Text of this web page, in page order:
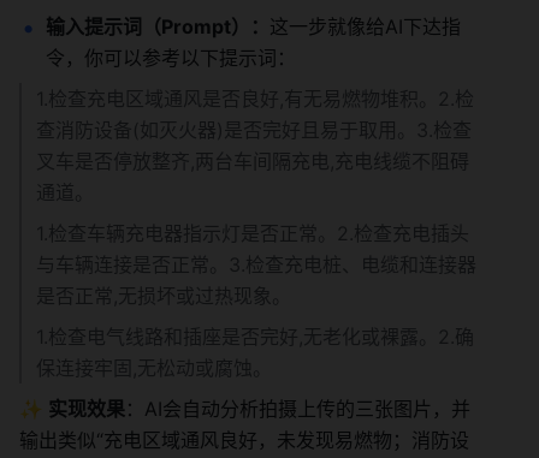
输入提示词（Prompt）： 这一步就像给AI下达指
令，你可以参考以下提示词：
1.检查充电区域通风是否良好,有无易燃物堆积。2.检
查消防设备(如灭火器)是否完好且易于取用。3.检查
叉车是否停放整齐,两台车间隔充电,充电线缆不阻碍
通道。
1.检查车辆充电器指示灯是否正常。2.检查充电插头
与车辆连接是否正常。3.检查充电桩、电缆和连接器
是否正常,无损坏或过热现象。
1.检查电气线路和插座是否完好,无老化或裸露。2.确
保连接牢固,无松动或腐蚀。
✨ 实现效果：AI会自动分析拍摄上传的三张图片，并
输出类似“充电区域通风良好，未发现易燃物；消防设